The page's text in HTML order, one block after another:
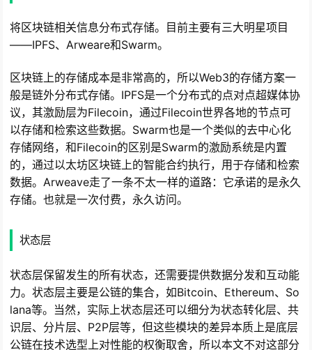
将区块链相关信息分布式存储。目前主要有三大明星项目
——IPFS、Arweare和Swarm。
区块链上的存储成本是非常高的，所以Web3的存储方案一
般是链外分布式存储。IPFS是一个分布式的点对点超媒体协
议，其激励层为Filecoin，通过Filecoin世界各地的节点可
以存储和检索这些数据。Swarm也是一个类似的去中心化
存储网络，和Filecoin的区别是Swarm的激励系统是内置
的，通过以太坊区块链上的智能合约执行，用于存储和检索
数据。Arweave走了一条不太一样的道路：它承诺的是永久
存储。也就是一次付费，永久访问。
状态层
状态层保留发生的所有状态，还需要提供数据分发和互动能
力。状态层主要是公链的集合，如Bitcoin、Ethereum、So
lana等。当然，实际上状态层还可以细分为状态转化层、共
识层、分片层、P2P层等，但这些模块的差异本质上是底层
公链在技术选型上对性能的权衡取舍，所以本文不对这部分